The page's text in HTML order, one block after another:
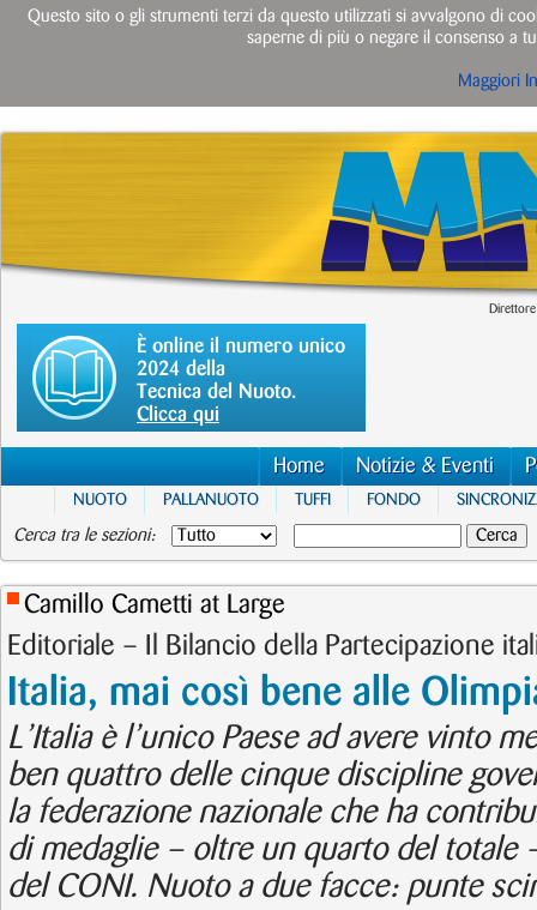
È online il numero unico
2024 della
Tecnica del Nuoto.
Clicca qui
Home Notizie & Eventi
NUOTO PALLANUOTO TUFFI FONDO
Cerca tra le sezioni:
Camillo Cametti at Large
Editoriale – Il Bilancio della Partecipazione
Italia, mai così bene alle
L’Italia è l’unico Paese ad avere vinto
ben quattro delle cinque discipline
la federazione nazionale che ha
di medaglie – oltre un quarto del totale
del CONI. Nuoto a due facce: punte
Questo sito o gli strumenti terzi da questo utilizzati si avvalgono di
saperne di più o negare il consenso a
Maggiori